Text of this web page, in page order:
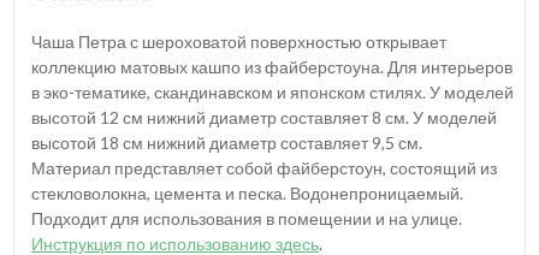
Чаша Петра с шероховатой поверхностью открывает
коллекцию матовых кашпо из файберстоуна. Для интерьеров
в эко-тематике, скандинавском и японском стилях. У моделей
высотой 12 см нижний диаметр составляет 8 см. У моделей
высотой 18 см нижний диаметр составляет 9,5 см.
Материал представляет собой файберстоун, состоящий из
стекловолокна, цемента и песка. Водонепроницаемый.
Подходит для использования в помещении и на улице.
Инструкция по использованию здесь.